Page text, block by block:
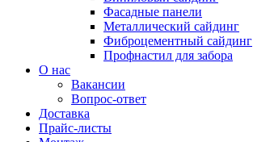
Фасадные панели
Металлический сайдинг
Фиброцементный сайдинг
Профнастил для забора
О нас
Вакансии
Вопрос-ответ
Доставка
Прайс-листы